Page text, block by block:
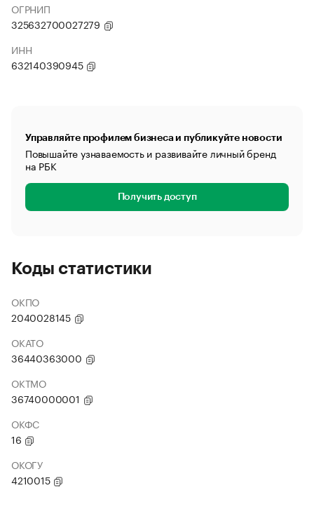
ОГРНИП
325632700027279
ИНН
632140390945
Управляйте профилем бизнеса и публикуйте новости
Повышайте узнаваемость и развивайте личный бренд
на РБК
Получить доступ
Коды статистики
ОКПО
2040028145
ОКАТО
36440363000
ОКТМО
36740000001
ОКФС
16
ОКОГУ
4210015